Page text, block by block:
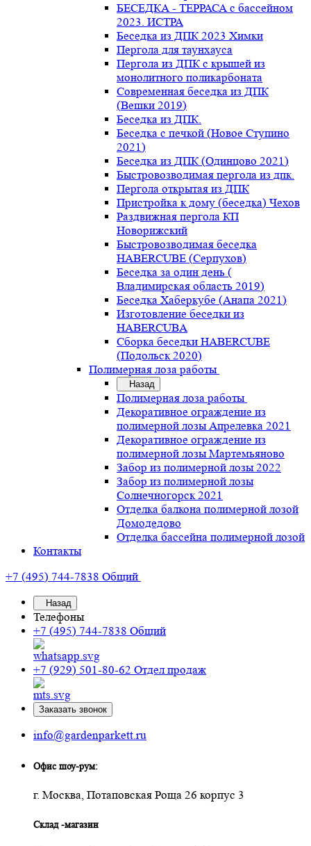
БЕСЕДКА - ТЕРРАСА с бассейном
2023. ИСТРА
Беседка из ДПК 2023 Химки
Пергола для таунхауса
Пергола из ДПК с крышей из
монолитного поликарбоната
Современная беседка из ДПК
(Вешки 2019)
Беседка из ДПК.
Беседка с печкой (Новое Ступино
2021)
Беседка из ДПК (Одинцово 2021)
Быстровозводимая пергола из дпк.
Пергола открытая из ДПК
Пристройка к дому (беседка) Чехов
Раздвижная пергола КП
Новорижский
Быстровозводимая беседка
HABERCUBE (Серпухов)
Беседка за один день (
Владимирская область 2019)
Беседка Хаберкубе (Анапа 2021)
Изготовление беседки из
HABERCUBA
Сборка беседки HABERCUBE
(Подольск 2020)
Полимерная лоза работы
Назад
Полимерная лоза работы
Декоративное ограждение из
полимерной лозы Апрелевка 2021
Декоративное ограждение из
полимерной лозы Мартемьяново
Забор из полимерной лозы 2022
Забор из полимерной лозы
Солнечногорск 2021
Отделка балкона полимерной лозой
Домодедово
Отделка бассейна полимерной лозой
Контакты
+7 (495) 744-7838 Общий
Назад
Телефоны
+7 (495) 744-7838 Общий
+7 (929) 501-80-62 Отдел продаж
Заказать звонок
info@gardenparkett.ru
Офис шоу-рум:
г. Москва, Потаповская Роща 26 корпус 3
Склад -магазин